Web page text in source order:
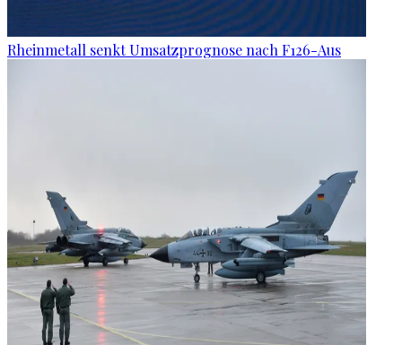
Rheinmetall senkt Umsatzprognose nach F126-Aus